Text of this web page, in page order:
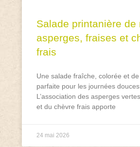
Salade printanière de
asperges, fraises et
frais
Une salade fraîche, colorée et de
parfaite pour les journées douces
L’association des asperges
et du chèvre frais apporte
24 mai 2026